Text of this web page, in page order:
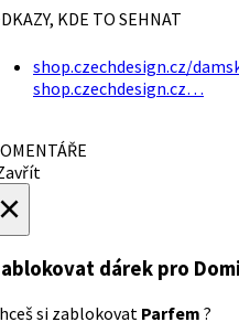
KDE TO SEHNAT
shop.czechdesign.cz/
shop.czechdesign.cz…
dárek pro
si zablokovat Parfem ?